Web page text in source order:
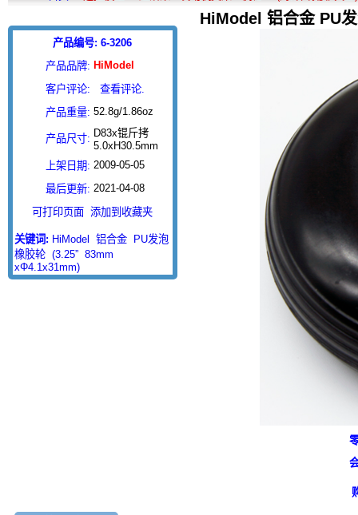
产品编号: 6-3206
产品品牌: HiModel
客户评论:
查看评论.
产品重量: 52.8g/1.86oz
产品尺寸: D83x锟斤拷
5.0xH30.5mm
上架日期: 2009-05-05
最后更新: 2021-04-08
可打印页面
添加到收藏夹
关键词: HiModel 铝合金
PU发泡
橡胶轮 (3.25” 83mm
xΦ4.1x31mm)
HiModel 铝合金 PU